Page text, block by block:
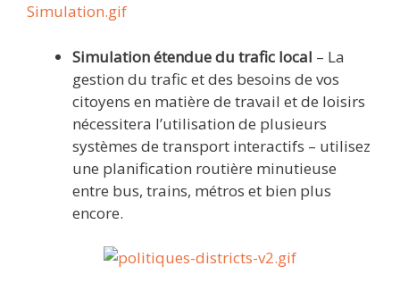
Simulation étendue du trafic local – La
gestion du trafic et des besoins de vos
citoyens en matière de travail et de loisirs
nécessitera l’utilisation de plusieurs
systèmes de transport interactifs – utilisez
une planification routière minutieuse
entre bus, trains, métros et bien plus
encore.